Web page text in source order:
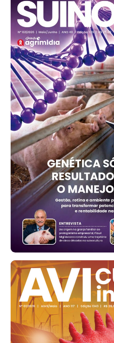
SP
R$ 7,13
kg
Frango - Indicador
SP
R$ 7,15
kg
Trigo Atacado - Regional
PR
R$ 1.414,20
t
Trigo Atacado - Regional
RS
R$ 1.314,40
t
Ovo Vermelho - Regional
Vermelho
R$ 171,15
cx
Santa Maria do Jetibá (ES)
R$ 139,43
cx
Ovo Branco - Regional
Recife (PE)
R$ 149,79
cx